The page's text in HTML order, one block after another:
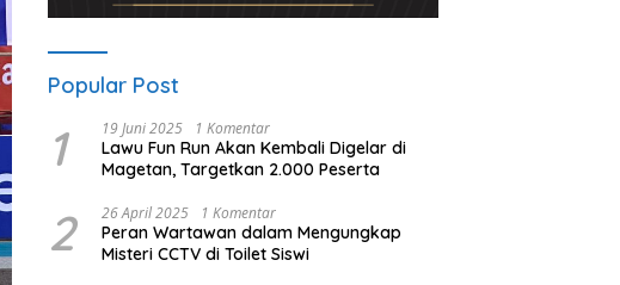
Popular Post
1 19 Juni 2025 1 Komentar
Lawu Fun Run Akan Kembali Digelar di
Magetan, Targetkan 2.000 Peserta
2 26 April 2025 1 Komentar
Peran Wartawan dalam Mengungkap
Misteri CCTV di Toilet Siswi